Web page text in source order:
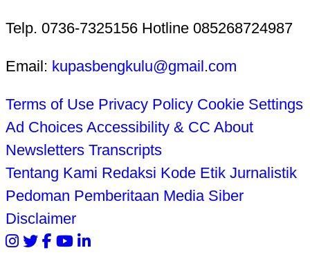
Telp. 0736-7325156 Hotline 085268724987
Email: kupasbengkulu@gmail.com
Terms of Use Privacy Policy Cookie Settings
Ad Choices Accessibility & CC About
Newsletters Transcripts
Tentang Kami Redaksi Kode Etik Jurnalistik
Pedoman Pemberitaan Media Siber
Disclaimer